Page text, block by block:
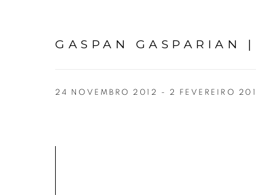
GASPAN GASPARIAN
24 NOVEMBRO 2012 - 2 FEVEREIRO